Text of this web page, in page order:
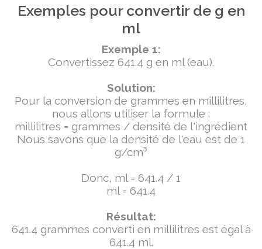
Exemples pour convertir de g en
ml
Exemple 1:
Convertissez 641.4 g en ml (eau).
Solution:
Pour la conversion de grammes en millilitres,
nous allons utiliser la formule :
millilitres = grammes / densité de l'ingrédient
Nous savons que la densité de l'eau est de 1
g/cm³
Donc, ml = 641.4 / 1
ml = 641.4
Résultat:
641.4 grammes converti en millilitres est égal à
641.4 ml.